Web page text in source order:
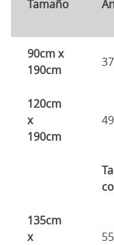
Tamaño
90cm x
190cm
120cm
x
190cm
135cm
x